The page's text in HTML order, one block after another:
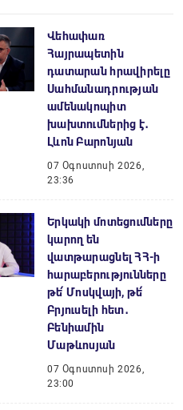
Վեհափառ
Հայրապետին
դատարան հրավիրելը
Սահմանադրության
ամենակոպիտ
խախտումներից է․
Լևոն Բարոնյան
07 Օգոստոսի 2026,
23:36
Երկակի մոտեցումները
կարող են
վատթարացնել ՀՀ-ի
հարաբերությունները
թե՛ Մոսկվայի, թե՛
Բրյուսելի հետ․
Բենիամին
Մաթևոսյան
07 Օգոստոսի 2026,
23:00